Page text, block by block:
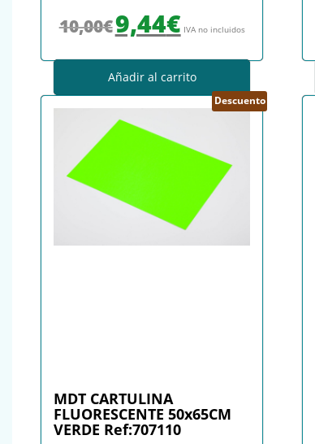
10,00€9,44€ IVA no incluidos
Añadir al carrito
Descuento
MDT CARTULINA
FLUORESCENTE 50x65CM
VERDE Ref:707110